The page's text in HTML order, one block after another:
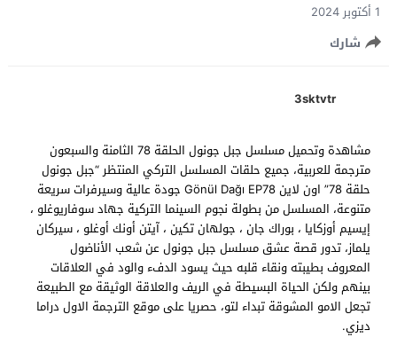
1 أكتوبر 2024
شارك
3sktvtr
مشاهدة وتحميل مسلسل جبل جونول الحلقة 78 الثامنة والسبعون
مترجمة للعربية، جميع حلقات المسلسل التركي المنتظر “جبل جونول
حلقة 78” اون لاين Gönül Dağı EP78 جودة عالية وسيرفرات سريعة
متنوعة، المسلسل من بطولة نجوم السينما التركية جهاد سوفاريوغلو ،
إيسيم أوزكايا ، بوراك جان ، جولهان تكين ، آيتن أونك أوغلو ، سيركان
يلماز، تدور قصة عشق مسلسل جبل جونول عن شعب الأناضول
المعروف بطيبته ونقاء قلبه حيث يسود الدفء والود في العلاقات
بينهم ولكن الحياة البسيطة في الريف والعلاقة الوثيقة مع الطبيعة
تجعل الامو المشوقة تبداء لتو، حصريا على موقع الترجمة الاول دراما
ديزي.